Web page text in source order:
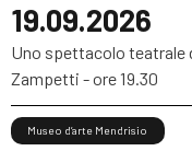
19.09.2026
Uno spettacolo teatrale
Zampetti - ore 19.30
Museo d’arte Mendrisio